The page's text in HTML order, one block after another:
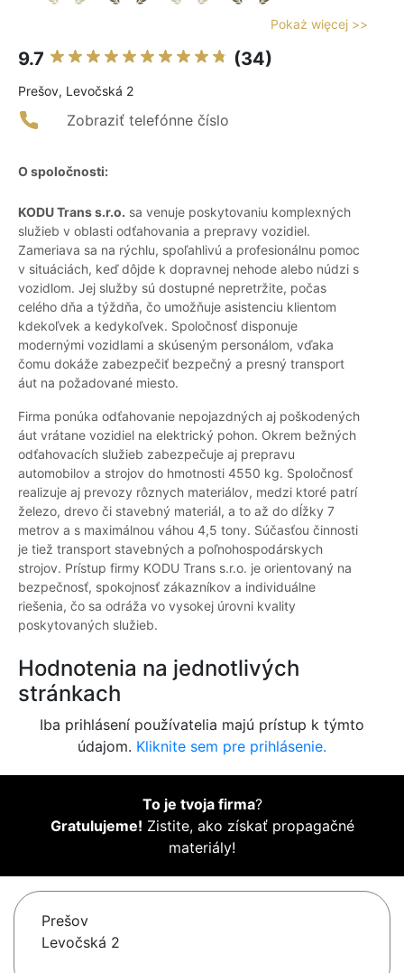
Pokaż więcej >>
9.7 (34)
Prešov, Levočská 2
Zobraziť telefónne číslo
O spoločnosti:
KODU Trans s.r.o. sa venuje poskytovaniu komplexných
služieb v oblasti odťahovania a prepravy vozidiel.
Zameriava sa na rýchlu, spoľahlivú a profesionálnu pomoc
v situáciách, keď dôjde k dopravnej nehode alebo núdzi s
vozidlom. Jej služby sú dostupné nepretržite, počas
celého dňa a týždňa, čo umožňuje asistenciu klientom
kdekoľvek a kedykoľvek. Spoločnosť disponuje
modernými vozidlami a skúseným personálom, vďaka
čomu dokáže zabezpečiť bezpečný a presný transport
áut na požadované miesto.
Firma ponúka odťahovanie nepojazdných aj poškodených
áut vrátane vozidiel na elektrický pohon. Okrem bežných
odťahovacích služieb zabezpečuje aj prepravu
automobilov a strojov do hmotnosti 4550 kg. Spoločnosť
realizuje aj prevozy rôznych materiálov, medzi ktoré patrí
železo, drevo či stavebný materiál, a to až do dĺžky 7
metrov a s maximálnou váhou 4,5 tony. Súčasťou činnosti
je tiež transport stavebných a poľnohospodárskych
strojov. Prístup firmy KODU Trans s.r.o. je orientovaný na
bezpečnosť, spokojnosť zákazníkov a individuálne
riešenia, čo sa odráža vo vysokej úrovni kvality
poskytovaných služieb.
Hodnotenia na jednotlivých
stránkach
Iba prihlásení používatelia majú prístup k týmto
údajom. Kliknite sem pre prihlásenie.
To je tvoja firma?
Gratulujeme! Zistite, ako získať propagačné
materiály!
Prešov
Levočská 2